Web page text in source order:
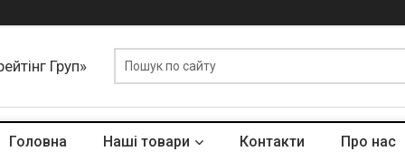
Груп»
Головна Наші товари Контакти Про нас